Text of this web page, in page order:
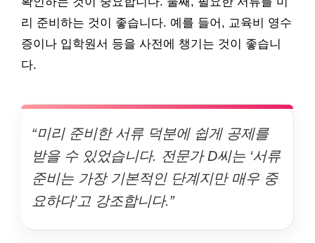
리 준비하는 것이 좋습니다. 예를 들어, 교육비 영수
증이나 입학원서 등을 사전에 챙기는 것이 좋습니
다.
“미리 준비한 서류 덕분에 쉽게 공제를
받을 수 있었습니다. 전문가 D씨는 ‘서류
준비는 가장 기본적인 단계지만 매우 중
요하다’고 강조합니다.”